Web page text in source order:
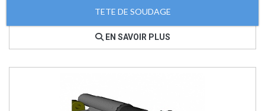
TETE DE SOUDAGE
EN SAVOIR PLUS